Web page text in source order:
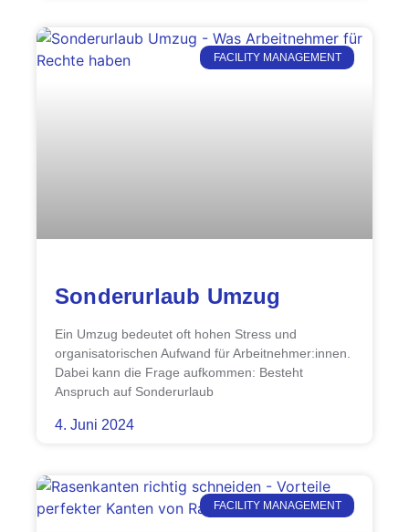
FACILITY MANAGEMENT
Sonderurlaub Umzug
Ein Umzug bedeutet oft hohen Stress und
organisatorischen Aufwand für Arbeitnehmer:innen.
Dabei kann die Frage aufkommen: Besteht
Anspruch auf Sonderurlaub
4. Juni 2024
FACILITY MANAGEMENT